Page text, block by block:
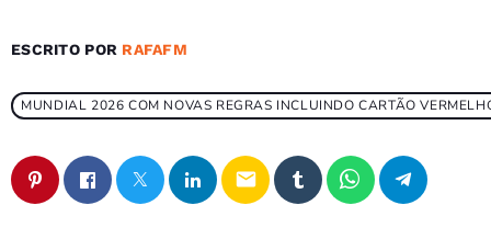
ESCRITO POR RAFAFM
MUNDIAL 2026 COM NOVAS REGRAS INCLUINDO CARTÃO
email